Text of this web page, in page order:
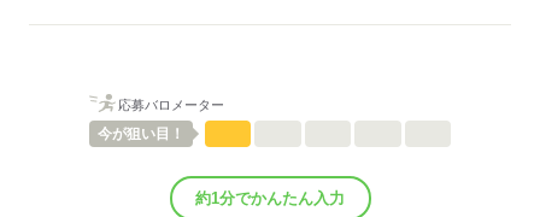
ひとりで
応募バロメーター
今が狙い目！
約1分でかんたん入力